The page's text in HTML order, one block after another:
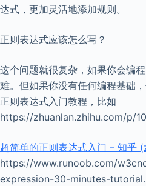
达式，更加灵活地添加规则。
正则表达式应该怎么写？
这个问题就很复杂，如果你会编
难。但如果你没有任何编程基础
正则表达式入门教程，比如
https://zhuanlan.zhihu.com/p/
超简单的正则表达式入门 – 知乎
https://www.runoob.com/
expression-30-minutes-